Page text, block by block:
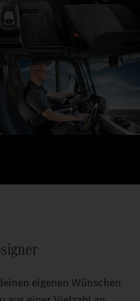
eigenen Wünschen